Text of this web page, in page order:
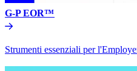
G-P EOR™​​
Strumenti essenziali per